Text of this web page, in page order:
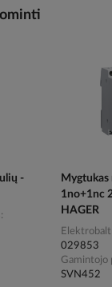
-
1no+1nc
HAGER
029853
Gamintojo
SVN452